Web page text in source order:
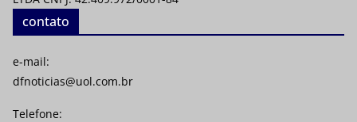
contato
e-mail:
dfnoticias@uol.com.br
Telefone: